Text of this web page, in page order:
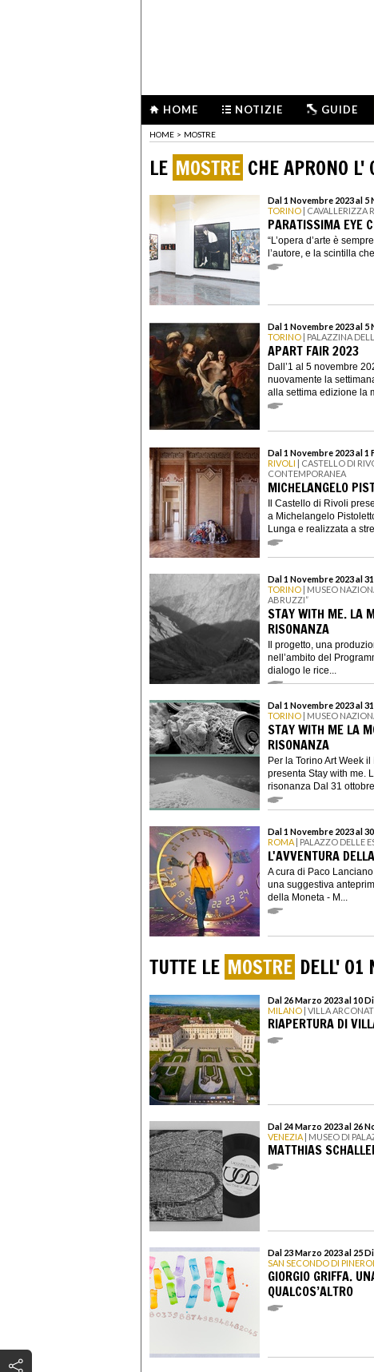
HOME NOTIZIE GUIDE
HOME > MOSTRE
LE MOSTRE CHE APRONO
Dal 1 Novembre 2023 al 5
TORINO | CAVALLERIZZA
PARATISSIMA EYE
“L’opera d’arte è
l’autore, e la scintilla
Dal 1 Novembre 2023 al 5
TORINO | PALAZZINA
APART FAIR 2023
Dall’1 al 5 novembre
nuovamente la
alla settima edizione la
Dal 1 Novembre 2023 al 1
RIVOLI | CASTELLO DI
CONTEMPORANEA
MICHELANGELO
Il Castello di Rivoli
a Michelangelo
Lunga e realizzata a
Dal 1 Novembre 2023 al
TORINO | MUSEO
ABRUZZI”
STAY WITH ME. LA
RISONANZA
Il progetto, una
nell’ambito del
dialogo le rice...
Dal 1 Novembre 2023 al
TORINO | MUSEO
STAY WITH ME LA
RISONANZA
Per la Torino Art Week
presenta Stay with me.
risonanza Dal 31
Dal 1 Novembre 2023 al
ROMA | PALAZZO DELLE
L'AVVENTURA
A cura di Paco
una suggestiva
della Moneta - M...
TUTTE LE MOSTRE DELL' 01
Dal 26 Marzo 2023 al 10
MILANO | VILLA
RIAPERTURA DI
Dal 24 Marzo 2023 al 26
VENEZIA | MUSEO DI
MATTHIAS
Dal 23 Marzo 2023 al 25
SAN SECONDO DI
GIORGIO GRIFFA.
QUALCOS’ALTRO